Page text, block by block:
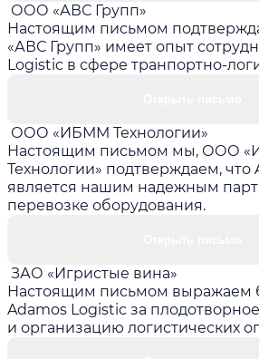
ООО «АВС Групп»
Настоящим письмом
«АВС Групп» имеет опыт
Logistic в сфере транпортно-
ООО «ИБММ Технологии»
Настоящим письмом мы, ООО
Технологии» подтверждаем, что
является нашим надежным
перевозке оборудования.
ЗАО «Игристые вина»
Настоящим письмом выражаем
Adamos Logistic за
и организацию логистических